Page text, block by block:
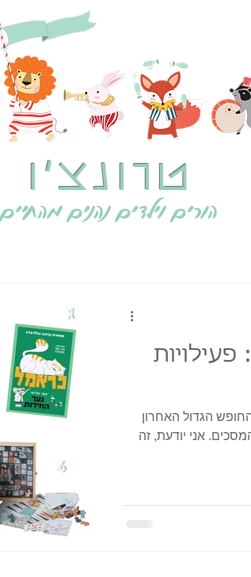
טרונצ'ו
הורים וילדים נהנים מהחיים
מתנות בהזדמנות #6: פעילויות
הגדול האחרון
אני יודעת, זה